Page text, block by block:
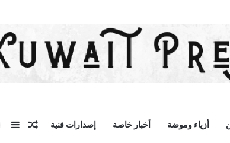
أزياء وموضة أخبار خاصة إصدارات فنية مقال